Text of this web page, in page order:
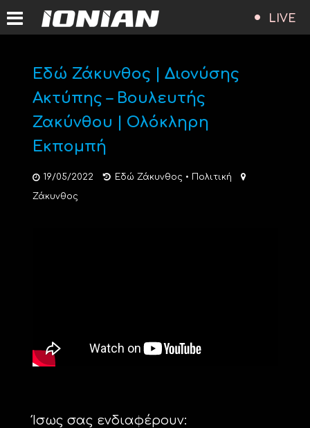
LIVE
Εδώ Ζάκυνθος | Διονύσης
Ακτύπης – Βουλευτής
Ζακύνθου | Ολόκληρη
Εκπομπή
19/05/2022 Εδώ Ζάκυνθος • Πολιτική
Ζάκυνθος
Ίσως σας ενδιαφέρουν: